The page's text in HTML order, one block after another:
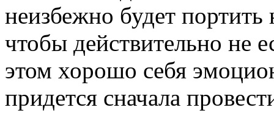
неизбежно будет
чтобы действительно не
этом хорошо себя
придется сначала